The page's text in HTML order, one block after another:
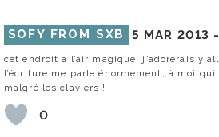
SOFY FROM SXB 5 MAR 2013 -
cet endroit a l’air magique. j’adorerais y
l’écriture me parle énormément, à moi
malgré les claviers !
0